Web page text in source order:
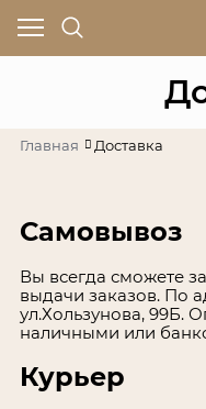
Главная Доставка
Самовывоз
Вы всегда сможете
выдачи заказов. По
ул.Хользунова, 99Б.
наличными или
Курьер